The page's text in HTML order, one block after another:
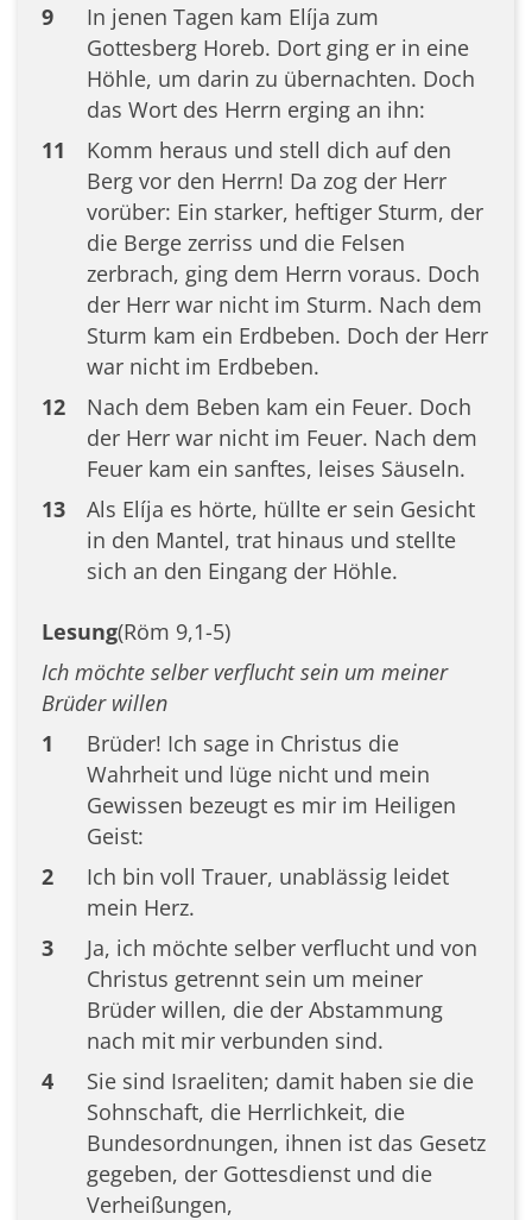
9
In jenen Tagen kam Elíja zum
Gottesberg Horeb. Dort ging er in eine
Höhle, um darin zu übernachten. Doch
das Wort des Herrn erging an ihn:
11
Komm heraus und stell dich auf den
Berg vor den Herrn! Da zog der Herr
vorüber: Ein starker, heftiger Sturm, der
die Berge zerriss und die Felsen
zerbrach, ging dem Herrn voraus. Doch
der Herr war nicht im Sturm. Nach dem
Sturm kam ein Erdbeben. Doch der Herr
war nicht im Erdbeben.
12
Nach dem Beben kam ein Feuer. Doch
der Herr war nicht im Feuer. Nach dem
Feuer kam ein sanftes, leises Säuseln.
13
Als Elíja es hörte, hüllte er sein Gesicht
in den Mantel, trat hinaus und stellte
sich an den Eingang der Höhle.
Lesung(Röm 9,1-5)
Ich möchte selber verflucht sein um meiner
Brüder willen
1
Brüder! Ich sage in Christus die
Wahrheit und lüge nicht und mein
Gewissen bezeugt es mir im Heiligen
Geist:
2
Ich bin voll Trauer, unablässig leidet
mein Herz.
3
Ja, ich möchte selber verflucht und von
Christus getrennt sein um meiner
Brüder willen, die der Abstammung
nach mit mir verbunden sind.
4
Sie sind Israeliten; damit haben sie die
Sohnschaft, die Herrlichkeit, die
Bundesordnungen, ihnen ist das Gesetz
gegeben, der Gottesdienst und die
Verheißungen,